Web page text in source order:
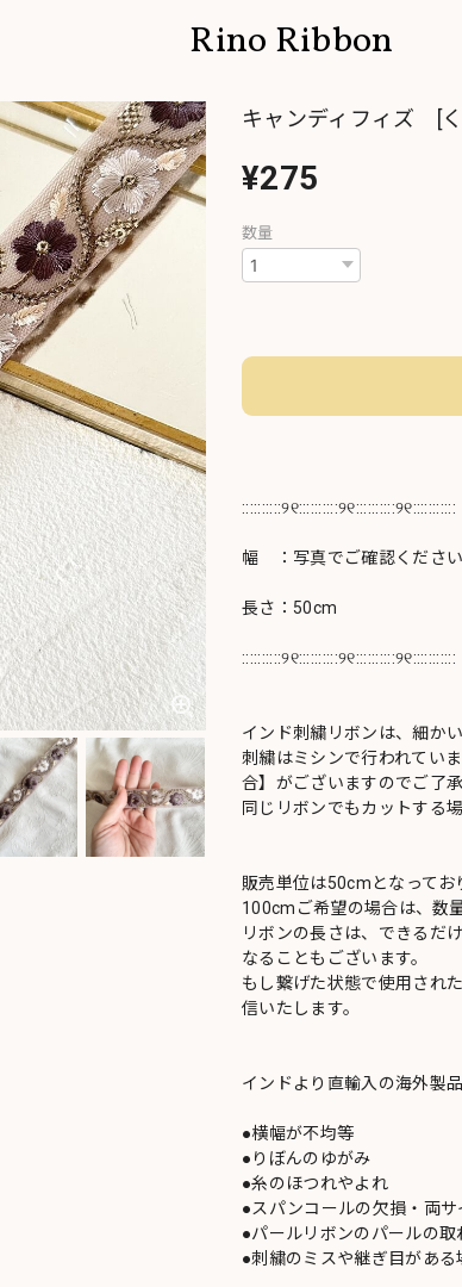
Rino Ribbon
キャンディフィズ [
¥275
数量
::::::::::୨୧::::::::::୨୧::::::::::୨୧:::::::::::
幅 ：写真でご確認ください
長さ：50cm
::::::::::୨୧::::::::::୨୧::::::::::୨୧:::::::::::
インド刺繍リボンは、細か
刺繍はミシンで行われてい
合】がございますのでご了承
同じリボンでもカットする
販売単位は50cmとなってお
100cmご希望の場合は、数
リボンの長さは、できるだ
なることもございます。
もし繋げた状態で使用され
信いたします。
インドより直輸入の海外製
●横幅が不均等
●りぼんのゆがみ
●糸のほつれやよれ
●スパンコールの欠損・両
●パールリボンのパールの取
●刺繍のミスや継ぎ目がある